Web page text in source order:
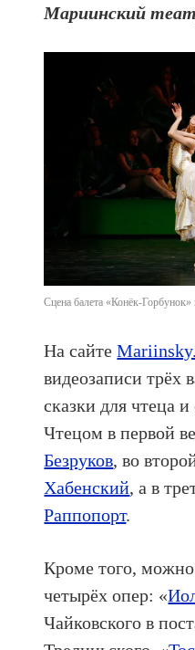
Мариинский
Сцена балета «Конёк-
На сайте
видеозаписи трёх
сказки для чтеца
Чтецом в первой
Безруков, во
Хабенский, а в
Раппопорт.
Кроме того, можно
четырёх опер: «
Чайковского в